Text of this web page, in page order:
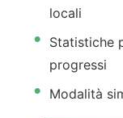
locali
Statistiche
progressi
Modalità